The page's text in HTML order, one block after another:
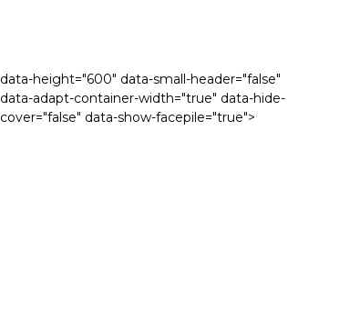
data-height="600" data-small-header="false"
data-adapt-container-width="true" data-hide-
cover="false" data-show-facepile="true">